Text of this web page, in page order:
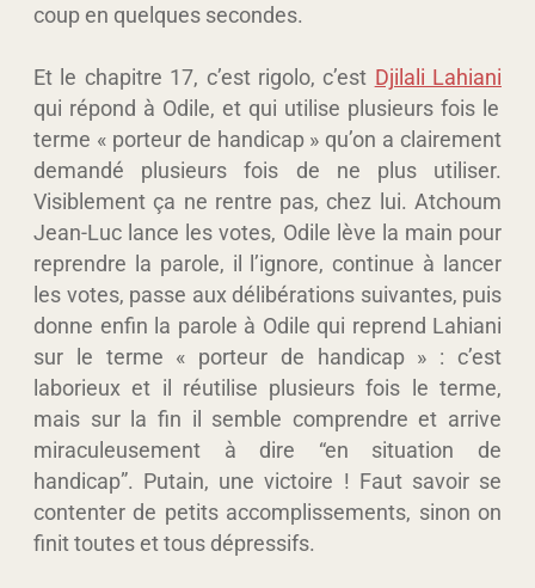
coup en quelques secondes.
Et le chapitre 17, c’est rigolo, c’est Djilali Lahiani
qui répond à Odile, et qui utilise plusieurs fois le
terme « porteur de handicap » qu’on a clairement
demandé plusieurs fois de ne plus utiliser.
Visiblement ça ne rentre pas, chez lui. Atchoum
Jean-Luc lance les votes, Odile lève la main pour
reprendre la parole, il l’ignore, continue à lancer
les votes, passe aux délibérations suivantes, puis
donne enfin la parole à Odile qui reprend Lahiani
sur le terme « porteur de handicap » : c’est
laborieux et il réutilise plusieurs fois le terme,
mais sur la fin il semble comprendre et arrive
miraculeusement à dire “en situation de
handicap”. Putain, une victoire ! Faut savoir se
contenter de petits accomplissements, sinon on
finit toutes et tous dépressifs.